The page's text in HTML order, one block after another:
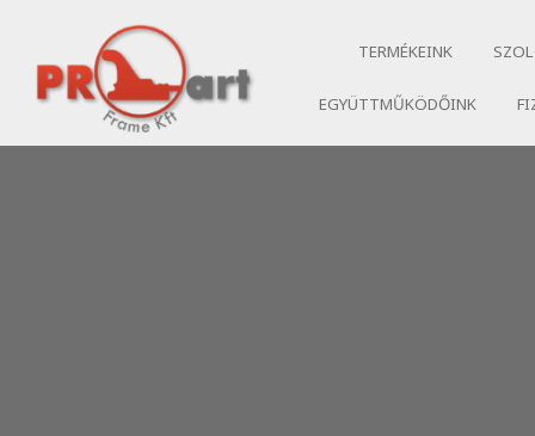
TERMÉKEINK
EGYÜTTMŰKÖDŐINK